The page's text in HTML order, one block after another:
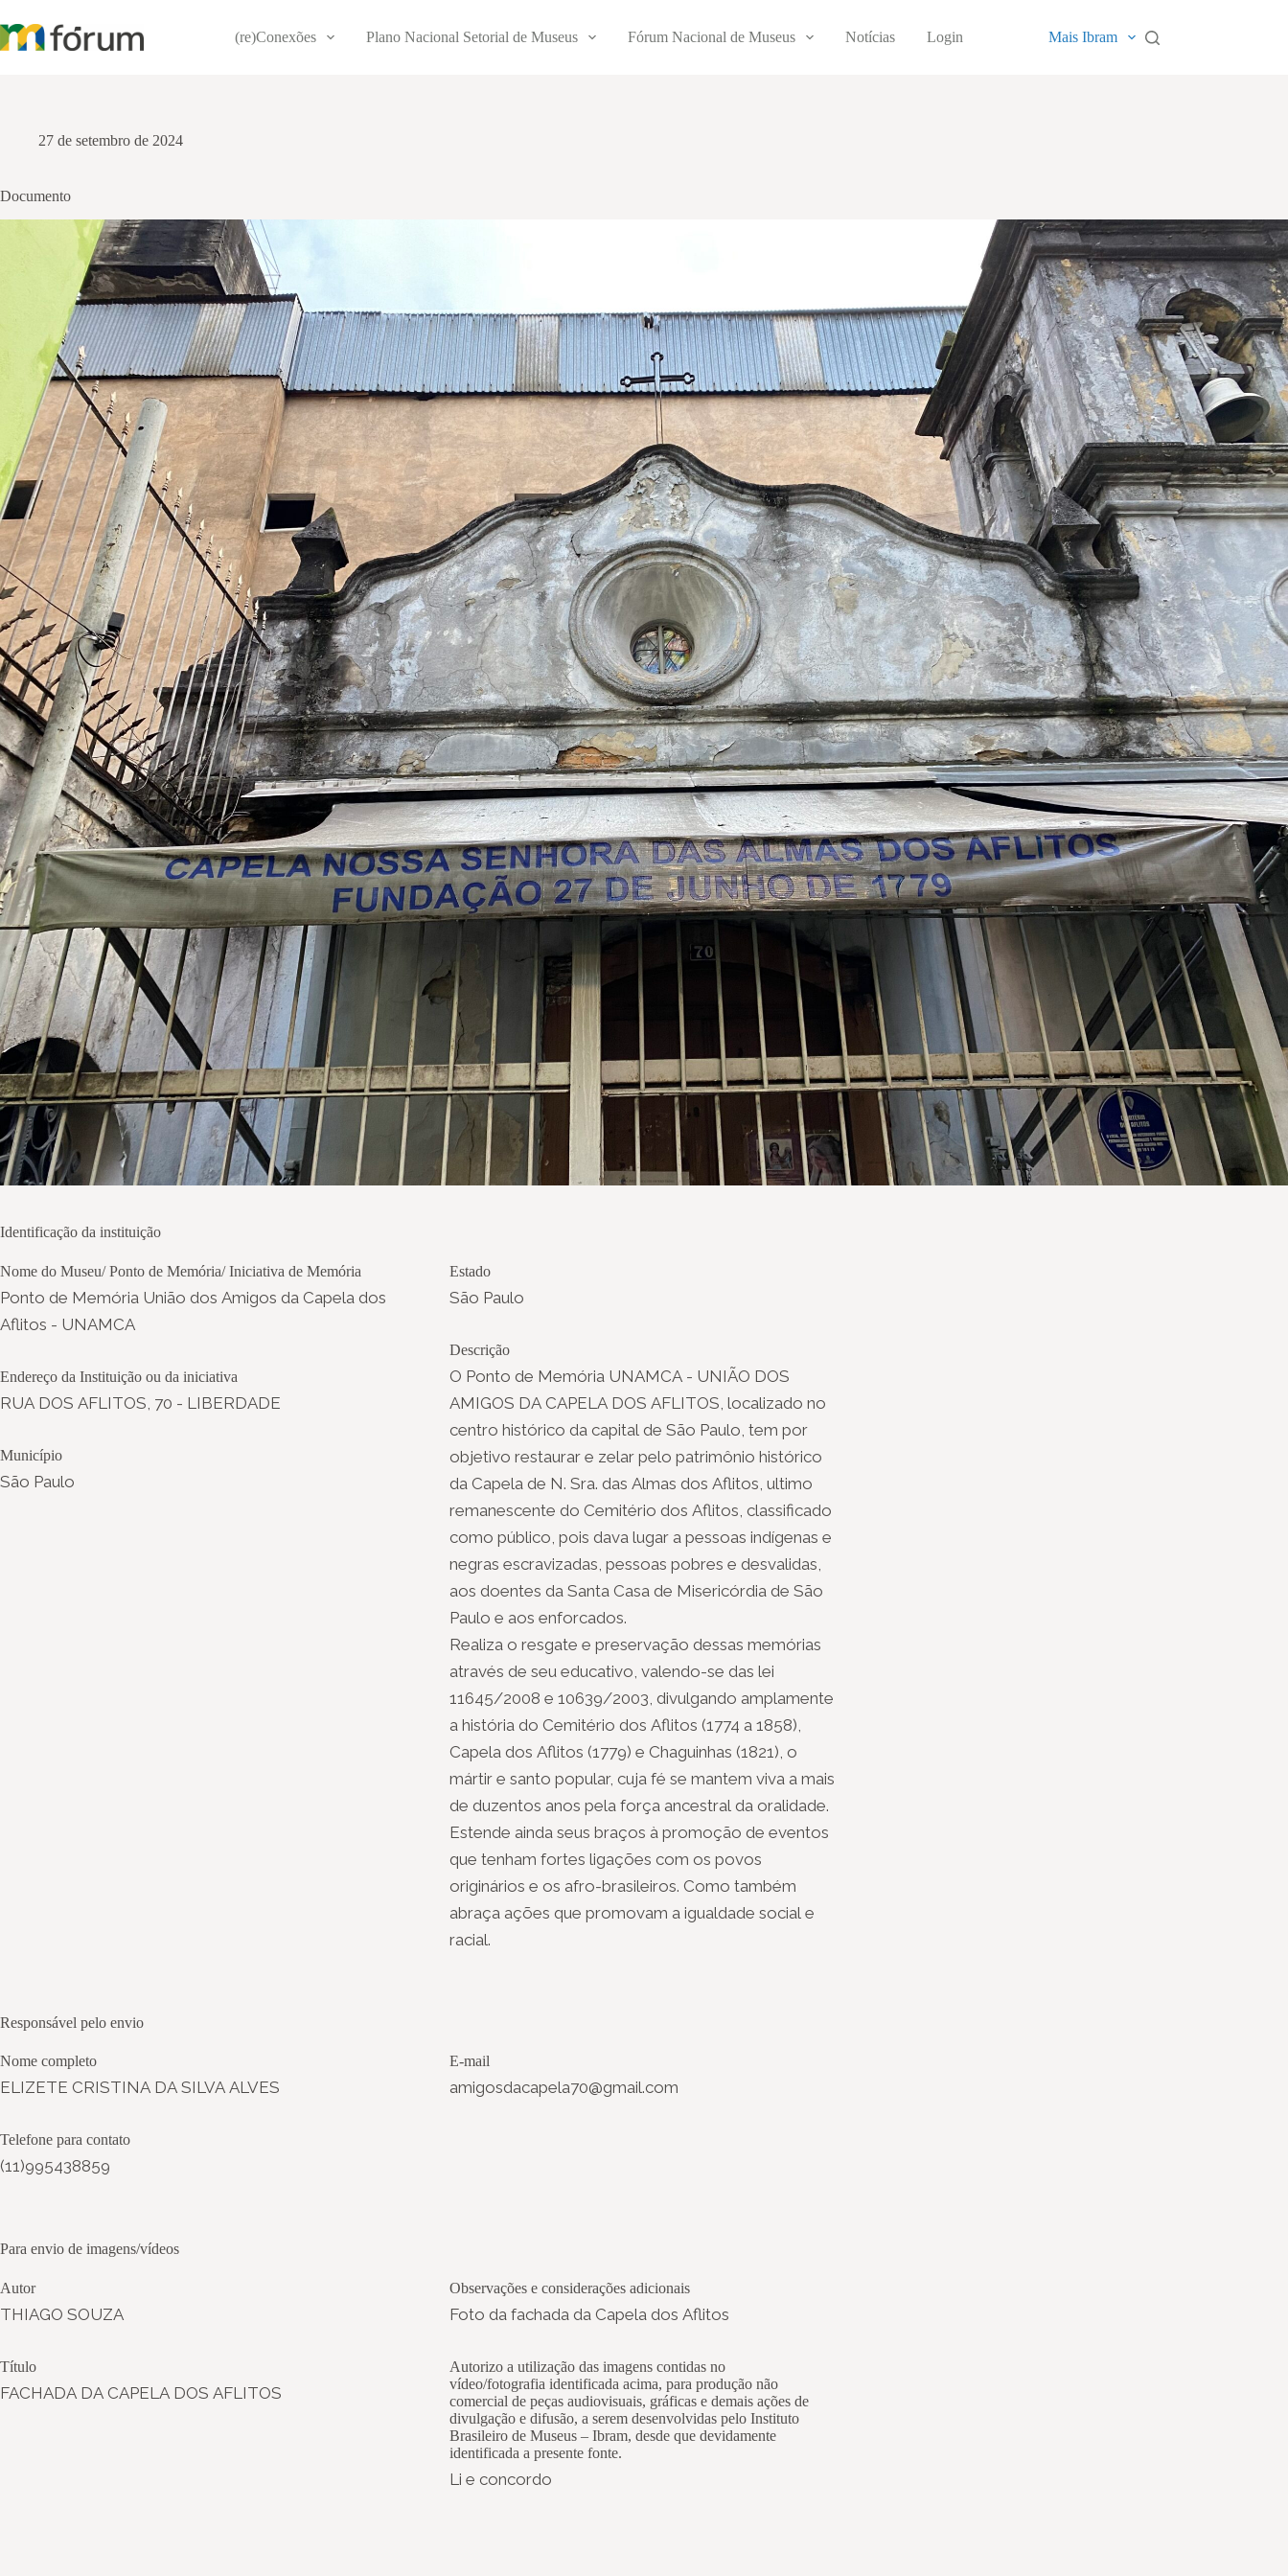
para
o
(re)Conexões Plano Nacional Setorial de Museus Fórum Nacional de Museus Notícias Login Mais Ibram
27 de setembro de 2024
Documento
Identificação da instituição
Nome do Museu/ Ponto de Memória/ Iniciativa de Memória
Ponto de Memória União dos Amigos da Capela dos
Aflitos - UNAMCA
Endereço da Instituição ou da iniciativa
RUA DOS AFLITOS, 70 - LIBERDADE
Município
São Paulo
Estado
São Paulo
Descrição
O Ponto de Memória UNAMCA - UNIÃO DOS
AMIGOS DA CAPELA DOS AFLITOS, localizado no
centro histórico da capital de São Paulo, tem por
objetivo restaurar e zelar pelo patrimônio histórico
da Capela de N. Sra. das Almas dos Aflitos, ultimo
remanescente do Cemitério dos Aflitos, classificado
como público, pois dava lugar a pessoas indígenas e
negras escravizadas, pessoas pobres e desvalidas,
aos doentes da Santa Casa de Misericórdia de São
Paulo e aos enforcados.
Realiza o resgate e preservação dessas memórias
através de seu educativo, valendo-se das lei
11645/2008 e 10639/2003, divulgando amplamente
a história do Cemitério dos Aflitos (1774 a 1858),
Capela dos Aflitos (1779) e Chaguinhas (1821), o
mártir e santo popular, cuja fé se mantem viva a mais
de duzentos anos pela força ancestral da oralidade.
Estende ainda seus braços à promoção de eventos
que tenham fortes ligações com os povos
originários e os afro-brasileiros. Como também
abraça ações que promovam a igualdade social e
racial.
Responsável pelo envio
Nome completo
ELIZETE CRISTINA DA SILVA ALVES
Telefone para contato
(11)995438859
E-mail
amigosdacapela70@gmail.com
Para envio de imagens/vídeos
Autor
THIAGO SOUZA
Título
FACHADA DA CAPELA DOS AFLITOS
Observações e considerações adicionais
Foto da fachada da Capela dos Aflitos
Autorizo a utilização das imagens contidas no
vídeo/fotografia identificada acima, para produção não
comercial de peças audiovisuais, gráficas e demais ações de
divulgação e difusão, a serem desenvolvidas pelo Instituto
Brasileiro de Museus – Ibram, desde que devidamente
identificada a presente fonte.
Li e concordo